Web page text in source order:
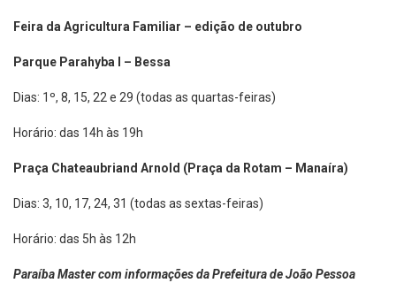
Feira da Agricultura Familiar – edição de outubro
Parque Parahyba I – Bessa
Dias: 1º, 8, 15, 22 e 29 (todas as quartas-feiras)
Horário: das 14h às 19h
Praça Chateaubriand Arnold (Praça da Rotam – Manaíra)
Dias: 3, 10, 17, 24, 31 (todas as sextas-feiras)
Horário: das 5h às 12h
Paraíba Master com informações da Prefeitura de João Pessoa